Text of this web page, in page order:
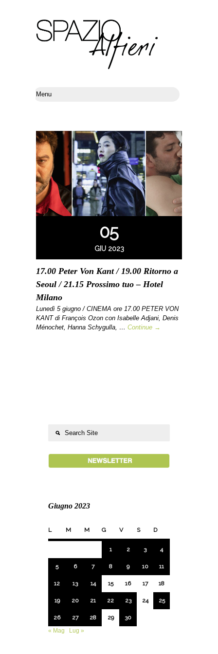
05
GIU 2023
17.00 Peter Von Kant / 19.00 Ritorno a
Seoul / 21.15 Prossimo tuo – Hotel
Milano
Lunedì 5 giugno / CINEMA ore 17.00 PETER VON
KANT di François Ozon con Isabelle Adjani, Denis
Ménochet, Hanna Schygulla, … Continue →
Giugno 2023
L M M G V S D
1 2 3 4
5 6 7 8 9 10 11
12 13 14 15 16 17 18
19 20 21 22 23 24 25
26 27 28 29
30
« Mag
Lug »